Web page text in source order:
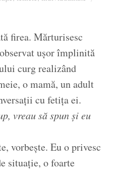
firea. Mărturisesc
ușor împlinită
curg realizând
o mamă, un adult
cu fetița ei.
vreau să spun și eu
vorbește. Eu o privesc
situație, o foarte